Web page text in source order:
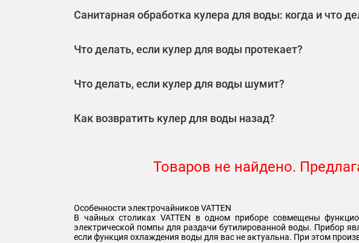
Санитарная обработка кулера для воды: когда и что
Что делать, если кулер для воды протекает?
Что делать, если кулер для воды шумит?
Как возвратить кулер для воды назад?
Товаров не найдено.
Особенности электрочайников VATTEN
В чайных столиках VATTEN в одном приборе совмещены
электрической помпы для раздачи бутилированной воды. Прибор
если функция охлаждения воды для вас не актуальна. При этом